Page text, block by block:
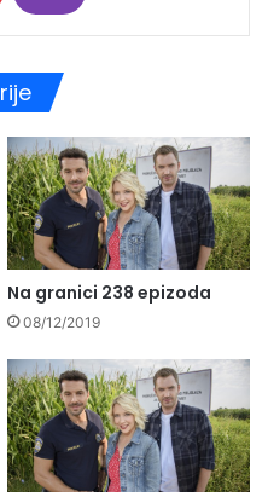
Na granici 238 epizoda
08/12/2019